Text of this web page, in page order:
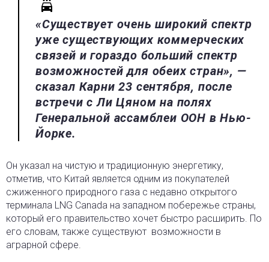
«Существует очень широкий спектр
уже существующих коммерческих
связей и гораздо больший спектр
возможностей для обеих стран», —
сказал Карни 23 сентября, после
встречи с Ли Цяном на полях
Генеральной ассамблеи ООН в Нью-
Йорке.
Он указал на чистую и традиционную энергетику,
отметив, что Китай является одним из покупателей
сжиженного природного газа с недавно открытого
терминала LNG Canada на западном побережье страны,
который его правительство хочет быстро расширить. По
его словам, также существуют возможности в
аграрной сфере.